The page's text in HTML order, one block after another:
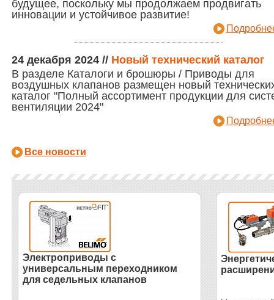
будущее, поскольку мы продолжаем продвигать
инновации и устойчивое развитие!
24 декабря 2024 // Новый технический каталог
В разделе Каталоги и брошюры / Приводы для
воздушных клапанов размещен новый
каталог "Полный ассортимент продукции для
вентиляции 2024"
Все новости
Электроприводы с
универсальным переходником
для седельных клапанов